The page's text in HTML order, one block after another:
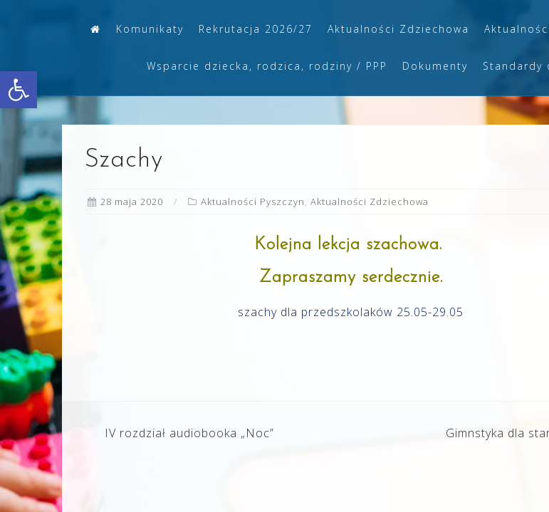
Otwórz pasek narzędzi
Komunikaty Rekrutacja 2026/27 Aktualności Zdziechowa
Wsparcie dziecka, rodzica, rodziny / PPP Dokumenty Standardy
Szachy
28 maja 2020 Aktualności Pyszczyn, Aktualności Zdziechowa
Kolejna lekcja szachowa.
Zapraszamy serdecznie.
szachy dla przedszkolaków 25.05-29.05
Nawigacja
IV rozdział audiobooka „Noc” Gimnstyka dla